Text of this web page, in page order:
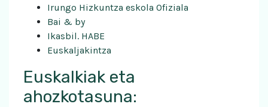
Irungo Hizkuntza eskola Ofiziala
Bai & by
Ikasbil. HABE
Euskaljakintza
Euskalkiak eta
ahozkotasuna: